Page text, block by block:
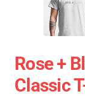
Rose +
Classic